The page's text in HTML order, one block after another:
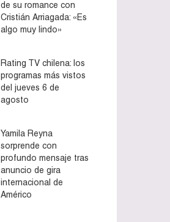
de su romance con
Cristián Arriagada: «Es
algo muy lindo»
Rating TV chilena: los
programas más vistos
del jueves 6 de
agosto
Yamila Reyna
sorprende con
profundo mensaje tras
anuncio de gira
internacional de
Américo